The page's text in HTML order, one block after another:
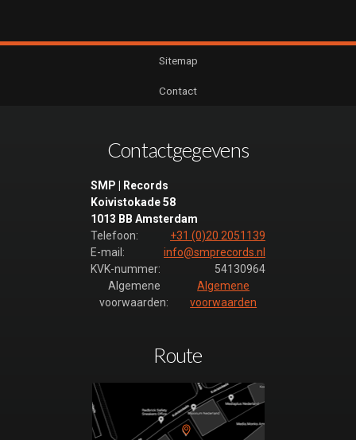
Sitemap
Contact
Contactgegevens
SMP | Records
Koivistokade 58
1013 BB Amsterdam
Telefoon:
+31 (0)20 2051139
E-mail:
info@smprecords.nl
KVK-nummer:
54130964
Algemene
voorwaarden:
Algemene
voorwaarden
Route